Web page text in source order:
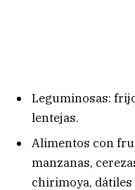
Leguminosas:
lentejas.
Alimentos con
manzanas,
chirimoya, dátiles